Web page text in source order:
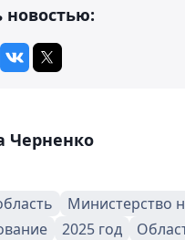
новостью:
Черненко
Министерство
2025 год